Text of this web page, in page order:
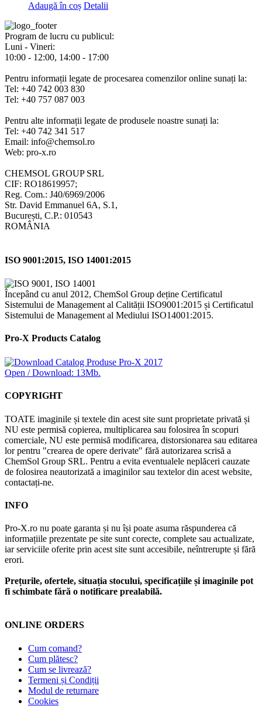
Adaugă în coș Detalii
Program de lucru cu publicul:
Luni - Vineri:
10:00 - 12:00, 14:00 - 17:00
Pentru informații legate de procesarea comenzilor online sunați la:
Tel: +40 742 003 830
Tel: +40 757 087 003
Pentru alte informații legate de produsele noastre sunați la:
Tel: +40 742 341 517
Email: info@chemsol.ro
Web: pro-x.ro
CHEMSOL GROUP SRL
CIF: RO18619957;
Reg. Com.: J40/6969/2006
Str. David Emmanuel 6A, S.1,
București, C.P.: 010543
ROMÂNIA
ISO 9001:2015, ISO 14001:2015
Începând cu anul 2012, ChemSol Group deține Certificatul
Sistemului de Management al Calității ISO9001:2015 și Certificatul
Sistemului de Management al Mediului ISO14001:2015.
Pro-X Products Catalog
Open / Download: 13Mb.
COPYRIGHT
TOATE imaginile și textele din acest site sunt proprietate privată și
NU este permisă copierea, multiplicarea sau folosirea în scopuri
comerciale, NU este permisă modificarea, distorsionarea sau editarea
lor pentru "crearea de opere derivate" fără autorizarea scrisă a
ChemSol Group SRL. Pentru a evita eventualele neplăceri cauzate
de folosirea neautorizată a imaginilor sau textelor din acest website,
contactați-ne.
INFO
Pro-X.ro nu poate garanta și nu își poate asuma răspunderea că
informațiile prezentate pe site sunt corecte, complete sau actualizate,
iar serviciile oferite prin acest site sunt accesibile, neîntrerupte și fără
erori.
Prețurile, ofertele, situația stocului, specificațiile și imaginile pot
fi schimbate fără o notificare prealabilă.
ONLINE ORDERS
Cum comand?
Cum plătesc?
Cum se livrează?
Termeni și Condiții
Modul de returnare
Cookies